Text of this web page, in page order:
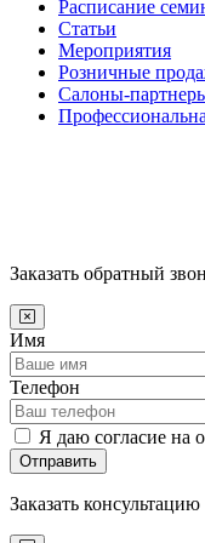
Расписание
Статьи
Мероприятия
Розничные
Салоны-
Заказать обратный
Имя
Телефон
Я даю согласие на
Отправить
Заказать консультацию